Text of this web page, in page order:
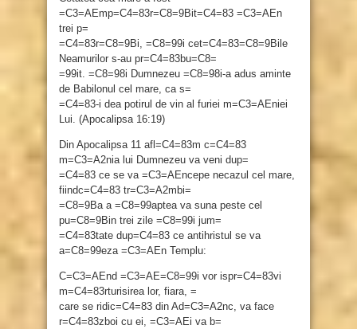
=C3=AEmp=C4=83r=C8=9Bit=C4=83 =C3=AEn
trei p=
=C4=83r=C8=9Bi, =C8=99i cet=C4=83=C8=9Bile
Neamurilor s-au pr=C4=83bu=C8=
=99it. =C8=98i Dumnezeu =C8=98i-a adus aminte
de Babilonul cel mare, ca s=
=C4=83-i dea potirul de vin al furiei m=C3=AEniei
Lui. (Apocalipsa 16:19)
Din Apocalipsa 11 afl=C4=83m c=C4=83
m=C3=A2nia lui Dumnezeu va veni dup=
=C4=83 ce se va =C3=AEncepe necazul cel mare,
fiindc=C4=83 tr=C3=A2mbi=
=C8=9Ba a =C8=99aptea va suna peste cel
pu=C8=9Bin trei zile =C8=99i jum=
=C4=83tate dup=C4=83 ce antihristul se va
a=C8=99eza =C3=AEn Templu:
C=C3=AEnd =C3=AE=C8=99i vor ispr=C4=83vi
m=C4=83rturisirea lor, fiara, =
care se ridic=C4=83 din Ad=C3=A2nc, va face
r=C4=83zboi cu ei, =C3=AEi va b=